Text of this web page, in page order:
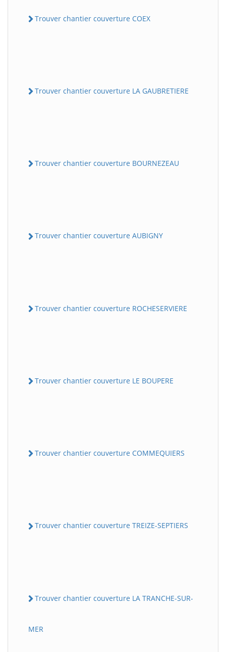
Trouver chantier couverture COEX
Trouver chantier couverture LA GAUBRETIERE
Trouver chantier couverture BOURNEZEAU
Trouver chantier couverture AUBIGNY
Trouver chantier couverture ROCHESERVIERE
Trouver chantier couverture LE BOUPERE
Trouver chantier couverture COMMEQUIERS
Trouver chantier couverture TREIZE-SEPTIERS
Trouver chantier couverture LA TRANCHE-SUR-
MER